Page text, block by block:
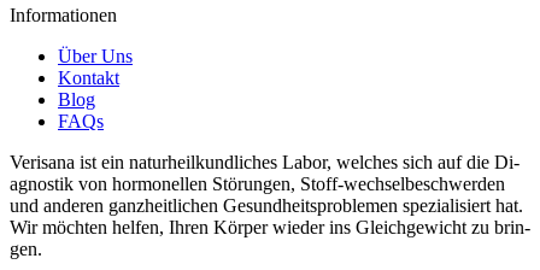
Informationen
Über Uns
Kontakt
Blog
FAQs
Verisana ist ein naturheilkundliches La­bor, welches sich auf die Di­
ag­nos­tik von hor­monellen Störun­gen, Stof­f-wech­selbeschw­er­den
und an­deren ganzheitlichen Gesund­heit­sprob­le­men spezial­isiert hat.
Wir möchten helfen, Ihren Kör­per wieder ins Gle­ichgewicht zu brin­
gen.